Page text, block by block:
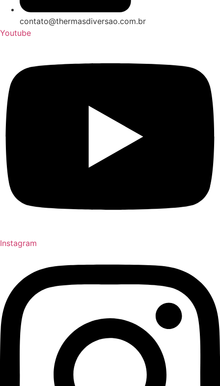
contato@thermasdiversao.com.br
Youtube
Instagram